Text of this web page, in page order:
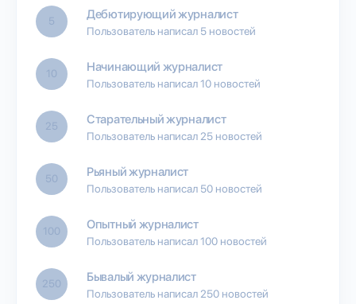
5 Дебютирующий журналист
Пользователь написал 5 новостей
10 Начинающий журналист
Пользователь написал 10 новостей
25 Старательный журналист
Пользователь написал 25 новостей
50 Рьяный журналист
Пользователь написал 50 новостей
100 Опытный журналист
Пользователь написал 100 новостей
250 Бывалый журналист
Пользователь написал 250 новостей